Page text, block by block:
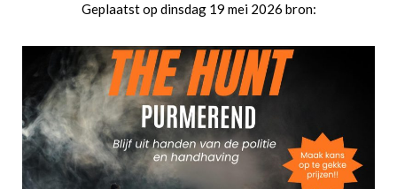
Geplaatst op dinsdag 19 mei 2026 door
bron: